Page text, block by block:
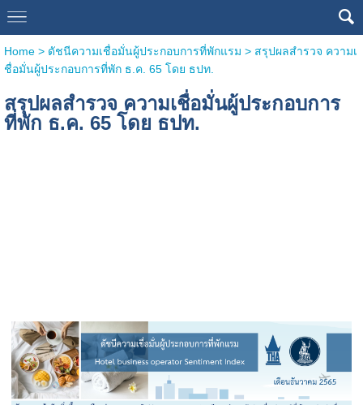
Home > ดัชนีความเชื่อมั่นผู้ประกอบการที่พักแรม > สรุปผลสำรวจ ความเ
ชื่อมั่นผู้ประกอบการที่พัก ธ.ค. 65 โดย ธปท.
สรุปผลสำรวจ ความเชื่อมั่นผู้ประกอบการ
ที่พัก ธ.ค. 65 โดย ธปท.